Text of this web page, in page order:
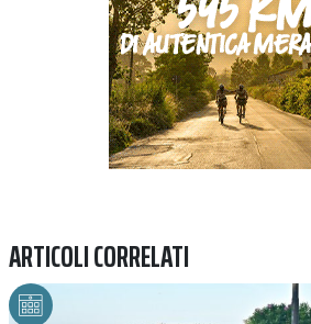
ARTICOLI CORRELATI